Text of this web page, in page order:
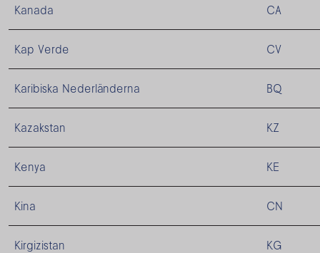
Kanada CA
Kap Verde CV
Karibiska Nederländerna BQ
Kazakstan KZ
Kenya KE
Kina CN
Kirgizistan KG